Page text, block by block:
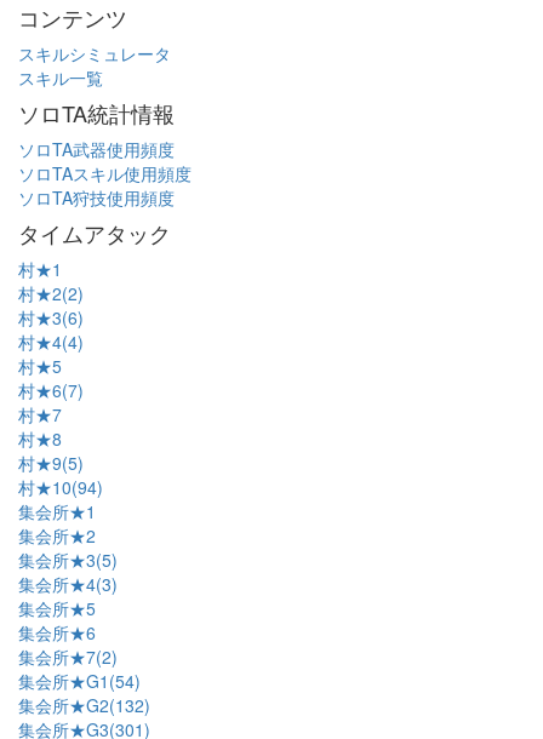
コンテンツ
スキルシミュレータ
スキル一覧
ソロTA統計情報
ソロTA武器使用頻度
ソロTAスキル使用頻度
ソロTA狩技使用頻度
タイムアタック
村★1
村★2(2)
村★3(6)
村★4(4)
村★5
村★6(7)
村★7
村★8
村★9(5)
村★10(94)
集会所★1
集会所★2
集会所★3(5)
集会所★4(3)
集会所★5
集会所★6
集会所★7(2)
集会所★G1(54)
集会所★G2(132)
集会所★G3(301)